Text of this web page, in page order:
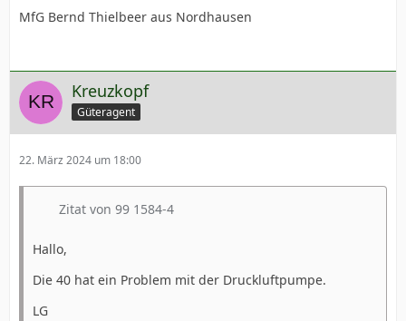
MfG Bernd Thielbeer aus Nordhausen
Kreuzkopf
Güteragent
22. März 2024 um 18:00
Zitat von 99 1584-4
Hallo,
Die 40 hat ein Problem mit der Druckluftpumpe.
LG